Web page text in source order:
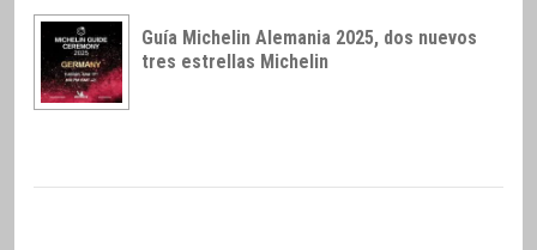
Guía Michelin Alemania 2025, dos nuevos
tres estrellas Michelin